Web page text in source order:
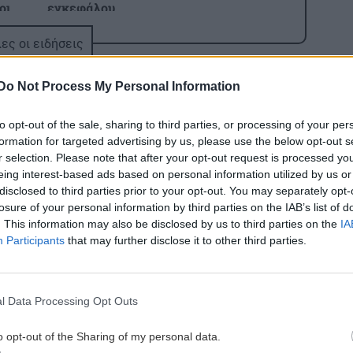
Do Not Process My Personal Information
opt-out of the sale, sharing to third parties, or processing of your
for targeted advertising by us, please use the below opt-out
selection. Please note that after your opt-out request is processed
interest-based ads based on personal information utilized by us
to third parties prior to your opt-out. You may separately
of your personal information by third parties on the IAB’s list of
This information may also be disclosed by us to third parties on the
Participants that may further disclose it to other third parties.
Data Processing Opt Outs
opt-out of the Sharing of my personal data.
εγκεφάλου
15:42
ΥΓΕΙΑ
Καλοκαίρι - θερμοκρασίες: Τα οφέλη
από τη χρήση κλιματιστικού και
15:33
ΠΟΛΙΤΙΚΗ
Τσουκαλάς: «Έκθεση-κόλαφος του
ΟΟΣΑ διαλύει το success story της
κυβέρνησης»
15:25
ΚΟΣΜΟΣ
Το τείχος των 12 δισ. δολαρίων: Η
Ιαπωνία υψώνει άμυνα απέναντι στη
δύναμη της θάλασσας
οι ειδήσεις
ΕΛΛΑΔΑ
Αλλάζουν όλα
Πώς χωρίζεται η
Χωροταξικό
ΠΟΛΙΤΙΣΜΟΣ
Μεγάλη
"ΖΟΡΜΠΑΣ":